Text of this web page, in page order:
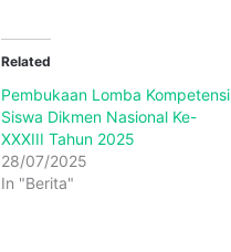
Related
Pembukaan Lomba Kompetensi
Siswa Dikmen Nasional Ke-
XXXIII Tahun 2025
28/07/2025
In "Berita"